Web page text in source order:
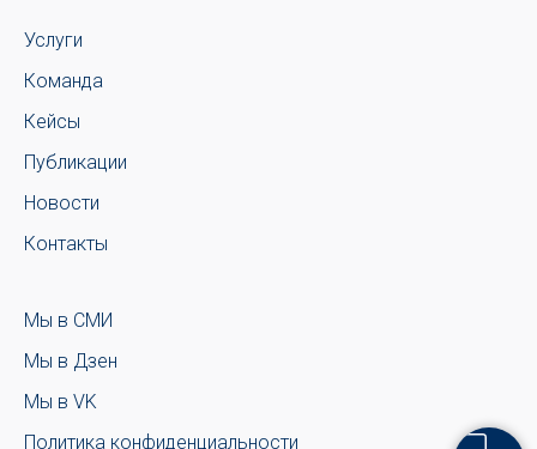
Услуги
Команда
Кейсы
Публикации
Новости
Контакты
Мы в СМИ
Мы в Дзен
Мы в VK
Политика конфиденциальности